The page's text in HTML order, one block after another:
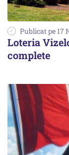
Publicat pe 17
Loteria
complete